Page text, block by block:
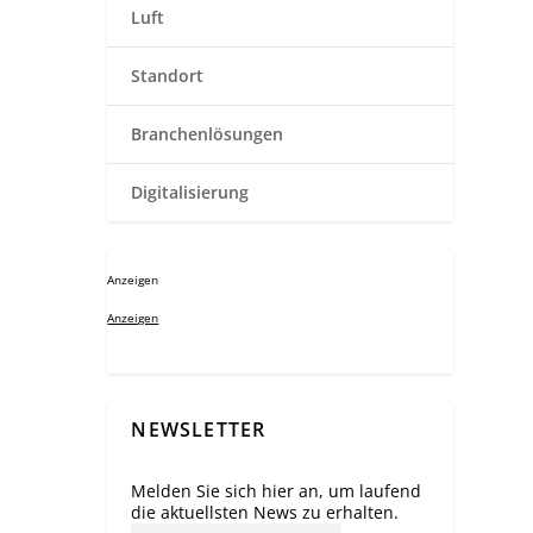
Luft
Standort
Branchenlösungen
Digitalisierung
Anzeigen
Anzeigen
NEWSLETTER
Melden Sie sich hier an, um laufend
die aktuellsten News zu erhalten.